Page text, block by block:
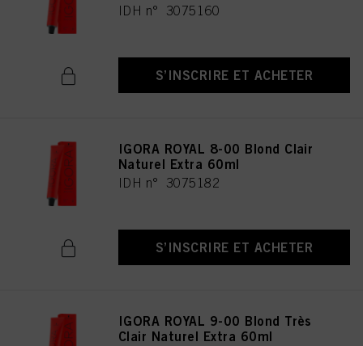
IDH n° 3075160
S’INSCRIRE ET ACHETER
IGORA ROYAL 8-00 Blond Clair
Naturel Extra 60ml
IDH n° 3075182
S’INSCRIRE ET ACHETER
IGORA ROYAL 9-00 Blond Très
Clair Naturel Extra 60ml